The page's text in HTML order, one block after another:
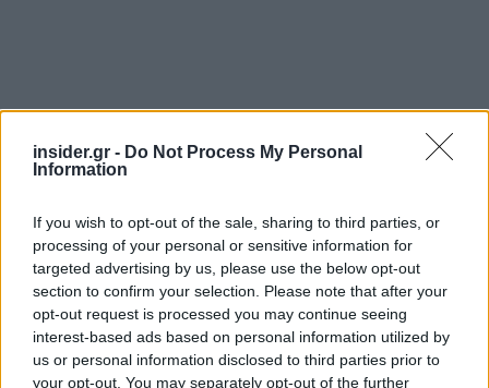
insider.gr - Do Not Process My Personal
Information
If you wish to opt-out of the sale, sharing to third parties, or
processing of your personal or sensitive information for
targeted advertising by us, please use the below opt-out
section to confirm your selection. Please note that after your
opt-out request is processed you may continue seeing
interest-based ads based on personal information utilized by
us or personal information disclosed to third parties prior to
your opt-out. You may separately opt-out of the further